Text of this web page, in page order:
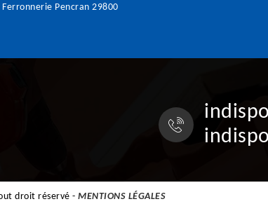
Pencran 29800
droit réservé -MENTIONS LÉGALES